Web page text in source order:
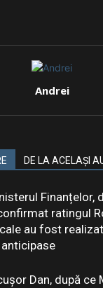
Andrei
DE LA ACELAȘI
Finanțelor,
ratingul
au fost
Dan, după ce